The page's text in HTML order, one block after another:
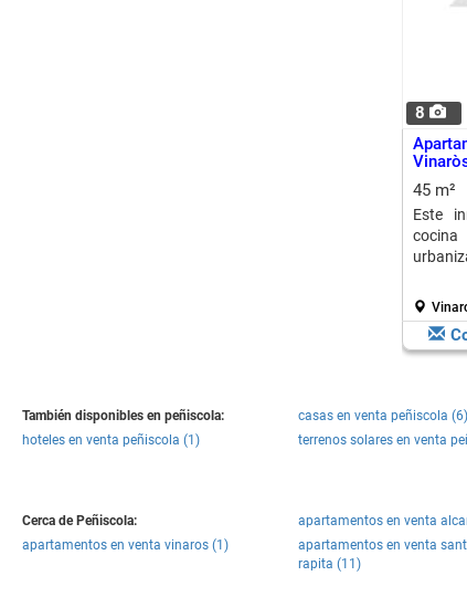
8
45 m²
Este
cocina
También disponibles en peñiscola: casas en venta peñiscola (6)
hoteles en venta peñiscola (1)
terrenos solares en venta
Cerca de Peñiscola: apartamentos en venta
apartamentos en venta vinaros (1)
apartamentos en venta
rapita (11)